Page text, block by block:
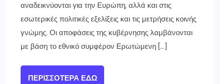
αναδεικνύονται για την Ευρώπη, αλλά και στις
εσωτερικές πολιτικές εξελίξεις και τις μετρήσεις κοινής
γνώμης. Οι αποφάσεις της κυβέρνησης λαμβάνονται
με βάση το εθνικό συμφέρον Ερωτώμενη […]
ΠΕΡΙΣΣΌΤΕΡΑ ΕΔΏ